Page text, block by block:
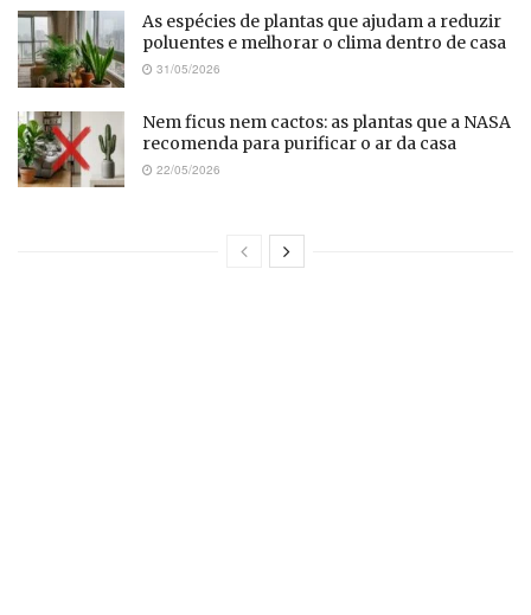
As espécies de plantas que ajudam a reduzir
poluentes e melhorar o clima dentro de casa
31/05/2026
Nem ficus nem cactos: as plantas que a NASA
recomenda para purificar o ar da casa
22/05/2026